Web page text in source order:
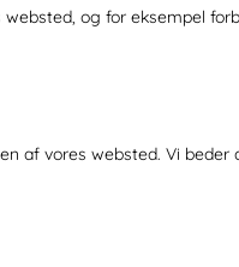
og for eksempel
af ​​vores websted. Vi beder